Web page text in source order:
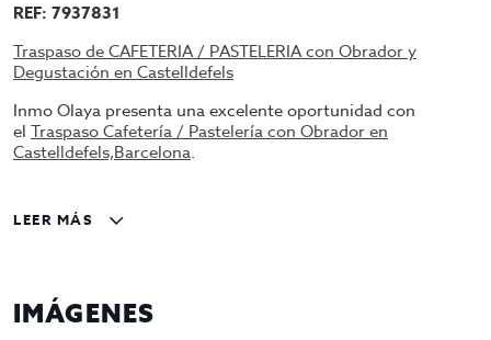
REF: 7937831
Traspaso de CAFETERIA / PASTELERIA con Obrador y
Degustación en Castelldefels
Inmo Olaya presenta una excelente oportunidad con
el Traspaso Cafetería / Pastelería con Obrador en
Castelldefels,Barcelona.
céntrica, en una vía principal con alto tránsito
clientes recurrentes y demanda continua.
Versatilidad del Negocio
LEER MÁS
IMÁGENES